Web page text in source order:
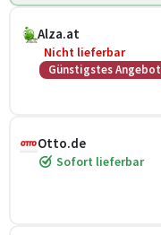
Alza.at
Nicht lieferbar
Günstigstes Angebot
Otto.de
Sofort lieferbar